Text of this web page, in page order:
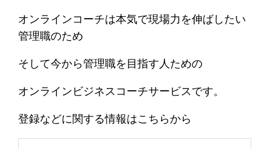
オンラインコーチは本気で現場力を伸ばしたい
管理職のため
そして今から管理職を目指す人ための
オンラインビジネスコーチサービスです。
登録などに関する情報はこちらから